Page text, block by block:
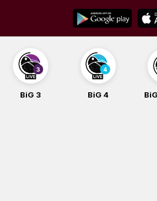
content
BiG 3 BiG 4